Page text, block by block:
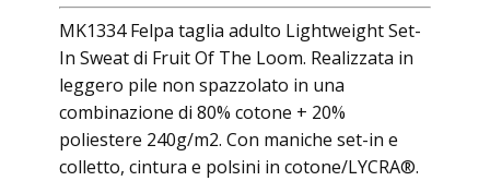
MK1334 Felpa taglia adulto Lightweight Set-
In Sweat di Fruit Of The Loom. Realizzata in
leggero pile non spazzolato in una
combinazione di 80% cotone + 20%
poliestere 240g/m2. Con maniche set-in e
colletto, cintura e polsini in cotone/LYCRA®.